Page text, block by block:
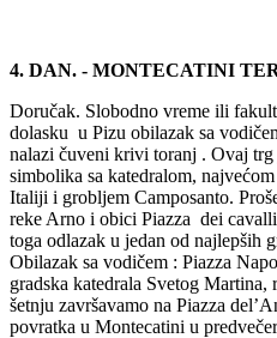
4. DAN. - MONTECATINI
Doručak. Slobodno vreme ili
dolasku u Pizu obilazak sa
nalazi čuveni krivi toranj . Ovaj trg
simbolika sa katedralom,
Italiji i grobljem Camposanto.
reke Arno i obici Piazza dei
toga odlazak u jedan od najlepših
Obilazak sa vodičem : Piazza
gradska katedrala Svetog
šetnju završavamo na Piazza
povratka u Montecatini u